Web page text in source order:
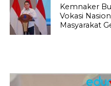
Kemnaker
Vokasi
Masyarakat